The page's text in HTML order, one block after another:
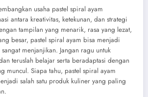
usaha pastel spiral ayam
antara kreativitas, ketekunan, dan strategi
tampilan yang menarik, rasa yang lezat,
besar, pastel spiral ayam bisa menjadi
menjanjikan. Jangan ragu untuk
teruslah belajar serta beradaptasi dengan
muncul. Siapa tahu, pastel spiral ayam
salah satu produk kuliner yang paling